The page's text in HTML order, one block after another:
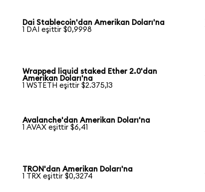
Dai Stablecoin'dan Amerikan Doları'na
1 DAI eşittir $0,9998
Wrapped liquid staked Ether 2.0'dan
Amerikan Doları'na
1 WSTETH eşittir $2.375,13
Avalanche'dan Amerikan Doları'na
1 AVAX eşittir $6,41
TRON'dan Amerikan Doları'na
1 TRX eşittir $0,3274